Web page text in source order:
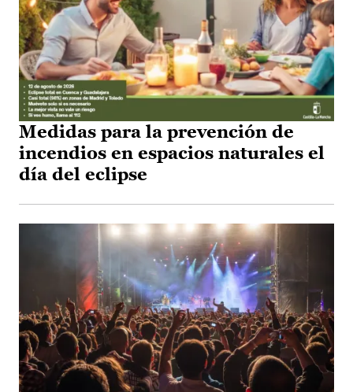
Medidas para la prevención de
incendios en espacios naturales el
día del eclipse